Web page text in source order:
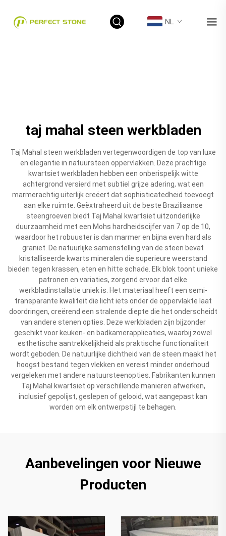
NL
taj mahal steen werkbladen
Taj Mahal steen werkbladen vertegenwoordigen de top van luxe
en elegantie in natuursteen oppervlakken. Deze prachtige
kwartsiet werkbladen hebben een onberispelijk witte
achtergrond versierd met subtiel grijze adering, wat een
marmerachtig uiterlijk creëert dat sophisticatedheid toevoegt
aan elke ruimte. Geëxtraheerd uit de beste Braziliaanse
steengroeven biedt Taj Mahal kwartsiet uitzonderlijke
duurzaamheid met een Mohs hardheidscijfer van 7 op de 10,
waardoor het robuuster is dan marmer en bijna even hard als
graniet. De natuurlijke samenstelling van de steen bevat
kristalliseerde kwarts mineralen die superieure weerstand
bieden tegen krassen, eten en hitte schade. Elk blok toont unieke
patronen en variaties, zorgend ervoor dat elke
werkbladinstallatie uniek is. Het materiaal heeft een semi-
transparante kwaliteit die licht iets onder de oppervlakte laat
doordringen, creërend een stralende diepte die het onderscheidt
van andere stenen opties. Deze werkbladen zijn bijzonder
geschikt voor keuken- en badkamerapplicaties, waarbij zowel
esthetische aantrekkelijkheid als praktische functionaliteit
wordt geboden. De natuurlijke dichtheid van de steen maakt het
hoogst bestand tegen vlekken en vereist minder onderhoud
vergeleken met andere natuursteenopties. Fabrikanten kunnen
Taj Mahal kwartsiet op verschillende manieren afwerken,
inclusief gepolijst, geslepen of gelooid, wat aangepast kan
worden om elk ontwerpstijl te behagen.
Aanbevelingen voor Nieuwe
Producten